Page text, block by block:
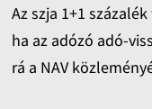
Az szja 1+1
ha az adózó adó-
rá a NAV